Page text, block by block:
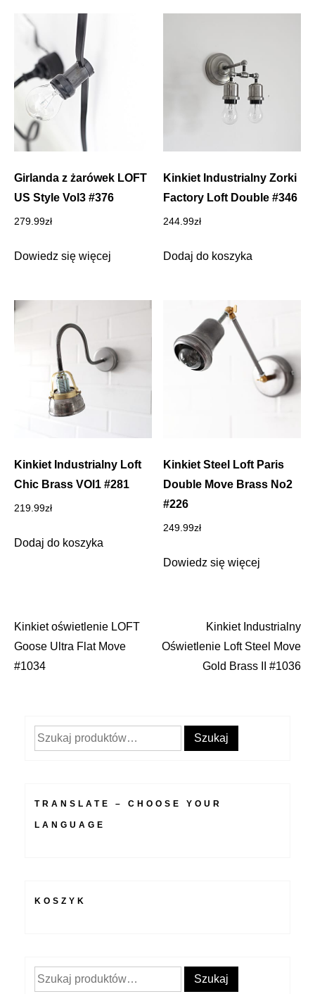
Girlanda z żarówek LOFT
US Style Vol3 #376
279.99zł
Dowiedz się więcej
Kinkiet Industrialny Zorki
Factory Loft Double #346
244.99zł
Dodaj do koszyka
Kinkiet Industrialny Loft
Chic Brass VOl1 #281
219.99zł
Dodaj do koszyka
Kinkiet Steel Loft Paris
Double Move Brass No2
#226
249.99zł
Dowiedz się więcej
Nawigacja
wpisu
Kinkiet oświetlenie LOFT
Goose Ultra Flat Move
#1034
Kinkiet Industrialny
Oświetlenie Loft Steel Move
Gold Brass II #1036
Szukaj: Szukaj
TRANSLATE – CHOOSE YOUR
LANGUAGE
KOSZYK
Szukaj: Szukaj